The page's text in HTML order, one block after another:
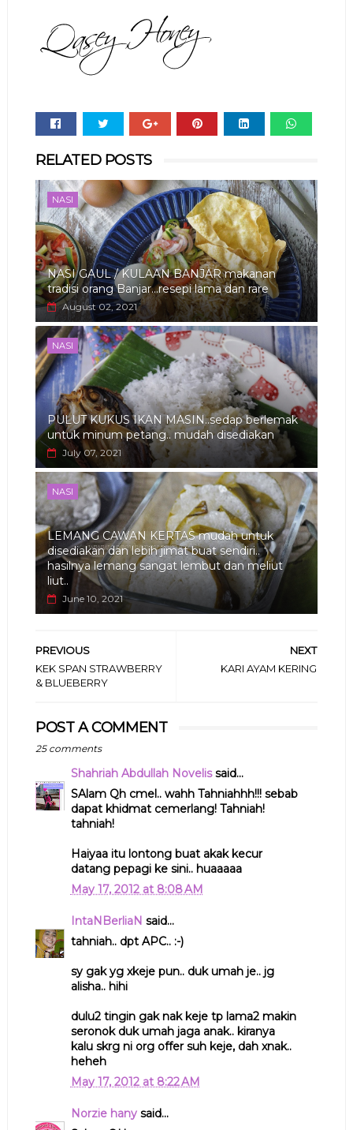
RELATED POSTS
NASI
NASI GAUL / KULAAN BANJAR makanan
tradisi orang Banjar...resepi lama dan rare
August 02, 2021
NASI
PULUT KUKUS IKAN MASIN..sedap berlemak
untuk minum petang.. mudah disediakan
July 07, 2021
NASI
LEMANG CAWAN KERTAS mudah untuk
disediakan dan lebih jimat buat sendiri..
hasilnya lemang sangat lembut dan meliut
liut..
June 10, 2021
NEXT
KARI AYAM KERING
PREVIOUS
KEK SPAN STRAWBERRY
& BLUEBERRY
POST A COMMENT
25 comments
Shahriah Abdullah Novelissaid...
SAlam Qh cmel.. wahh Tahniahhh!!! sebab
dapat khidmat cemerlang! Tahniah!
tahniah!
Haiyaa itu lontong buat akak kecur
datang pepagi ke sini.. huaaaaa
May 17, 2012 at 8:08 AM
IntaNBerliaN said...
tahniah.. dpt APC.. :-)
sy gak yg xkeje pun.. duk umah je.. jg
alisha.. hihi
dulu2 tingin gak nak keje tp lama2 makin
seronok duk umah jaga anak.. kiranya
kalu skrg ni org offer suh keje, dah xnak..
heheh
May 17, 2012 at 8:22 AM
Norzie hanysaid...